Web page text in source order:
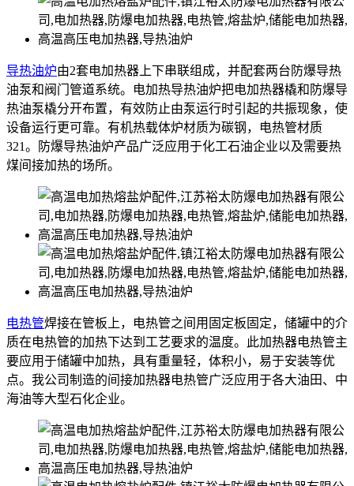
导热油炉由2套电加热器上下串联组成，并配套两台防爆导热
油泵和阀门管道系统。电加热导热油炉把电加热器橇和防爆导
热油泵橇分开布置，有效防止由泵运行时引起的共振现象，使
设备运行更可靠。有机热载体炉材质为碳钢，电热管材质
321。防爆导热油炉产品广泛应用于化工石油企业以及需要热
煤间接加热的场所。
电热管焊接在管板上，电热管之间用固定板固定，储罐中的介
质在电热管的加热下达到工艺要求的温度。此加热器电热管主
要应用于储罐中加热，具有重量轻，体积小，易于安装等优
点。我公司制造的间接加热器电热管广泛应用于各大油田、中
海油等大型石化企业。